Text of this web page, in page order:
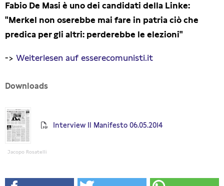
Publikationen
Fabio De Masi è uno dei candidati della Linke:
"Merkel non oserebbe mai fare in patria ciò che
predica per gli altri: perderebbe le elezioni"
-> Weiterlesen auf esserecomunisti.it
Downloads
Interview Il Manifesto 06.05.2014
Jacopo Rosatelli